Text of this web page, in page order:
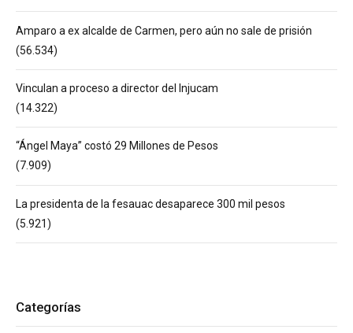
Amparo a ex alcalde de Carmen, pero aún no sale de prisión
(56.534)
Vinculan a proceso a director del Injucam
(14.322)
“Ángel Maya” costó 29 Millones de Pesos
(7.909)
La presidenta de la fesauac desaparece 300 mil pesos
(5.921)
Categorías